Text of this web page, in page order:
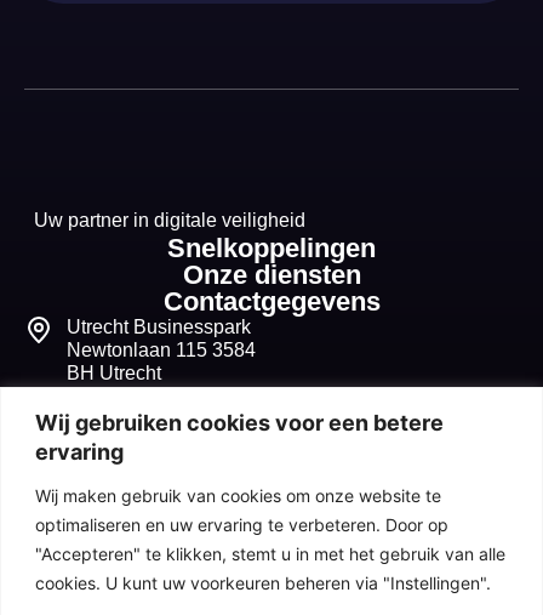
Wij gebruiken cookies voor een betere
ervaring
Wij maken gebruik van cookies om onze website te
optimaliseren en uw ervaring te verbeteren. Door op
"Accepteren" te klikken, stemt u in met het gebruik van alle
cookies. U kunt uw voorkeuren beheren via "Instellingen".
Uw partner in digitale veiligheid
Snelkoppelingen
Onze diensten
Contactgegevens
Utrecht Businesspark
Newtonlaan 115 3584
BH Utrecht
+31 30 268 1099
info@seqvitum.nl
91518210
NL865680632B01